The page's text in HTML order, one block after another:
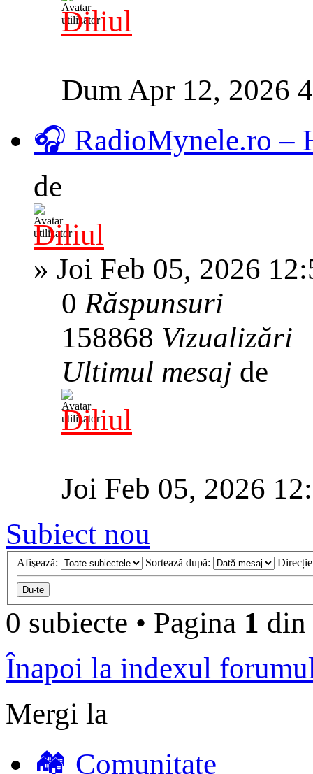
Diliul
Dum Apr 12, 2026
🎧 RadioMynele.ro –
de
Diliul
» Joi Feb 05, 2026
0Răspunsuri
158868 Vizualizări
Ultimul mesaj de
Diliul
Joi Feb 05, 2026
Subiect nou
Afişează: Sortează după:
0 subiecte • Pagina 1 din
Înapoi la indexul
Mergi la
🏘️ Comunitate